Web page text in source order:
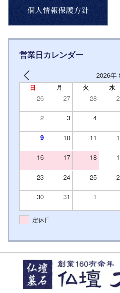
営業日カレンダー
2026年
日 月 火 水
26 27 28
2 3 4
9 10 11
16 17 18
23 24 25
30 31 1
定休日